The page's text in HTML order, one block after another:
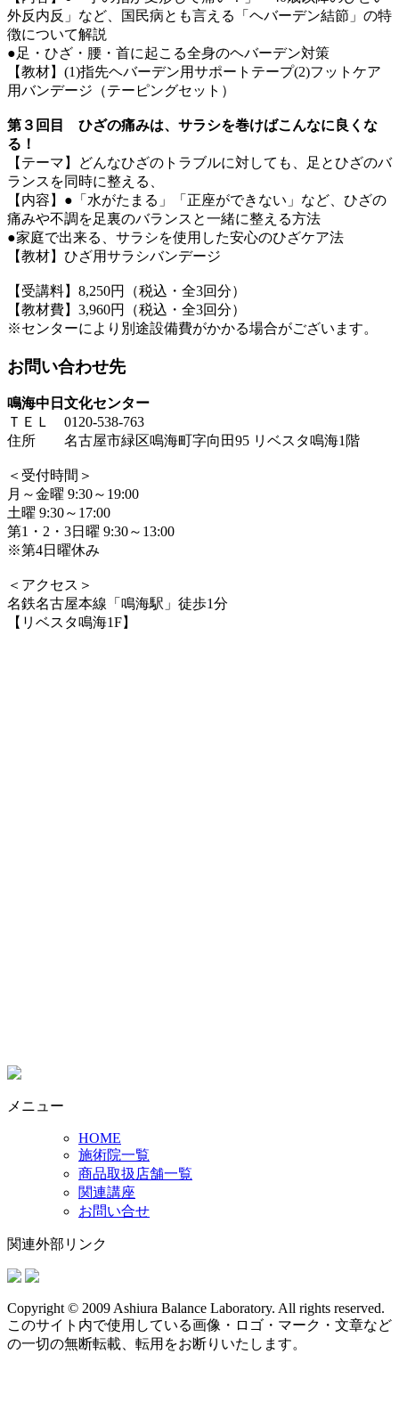
外反内反」など、国民病とも言える「ヘバーデン結節」の特
徴について解説
●足・ひざ・腰・首に起こる全身のヘバーデン対策
【教材】(1)指先ヘバーデン用サポートテープ(2)フットケア
用バンデージ（テーピングセット）
第３回目 ひざの痛みは、サラシを巻けばこんなに良くな
る！
【テーマ】どんなひざのトラブルに対しても、足とひざのバ
ランスを同時に整える、
【内容】●「水がたまる」「正座ができない」など、ひざの
痛みや不調を足裏のバランスと一緒に整える方法
●家庭で出来る、サラシを使用した安心のひざケア法
【教材】ひざ用サラシバンデージ
【受講料】8,250円（税込・全3回分）
【教材費】3,960円（税込・全3回分）
※センターにより別途設備費がかかる場合がございます。
お問い合わせ先
鳴海中日文化センター
ＴＥＬ 0120-538-763
住所 名古屋市緑区鳴海町字向田95 リベスタ鳴海1階
＜受付時間＞
月～金曜 9:30～19:00
土曜 9:30～17:00
第1・2・3日曜 9:30～13:00
※第4日曜休み
＜アクセス＞
名鉄名古屋本線「鳴海駅」徒歩1分
【リベスタ鳴海1F】
メニュー
HOME
施術院一覧
商品取扱店舗一覧
関連講座
お問い合せ
関連外部リンク
Copyright © 2009 Ashiura Balance Laboratory. All rights reserved.
このサイト内で使用している画像・ロゴ・マーク・文章など
の一切の無断転載、転用をお断りいたします。